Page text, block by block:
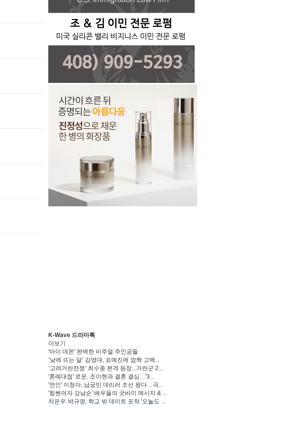
K-Wave 드라마톡
더보기
'마이 데몬' 완벽한 비주얼 주인공들
‘낮에 뜨는 달’ 김영대, 표예진에 깜짝 고백...
‘고려거란전쟁’ 최수종 본격 등장...거란군 2...
'혼례대첩' 로운, 조이현과 결혼 결심…'3...
'연인' 이청아, 남궁민 데리러 조선 왔다…극...
'힘쎈여자 강남순' 배우들의 굿바이 메시지 & ...
차은우·박규영, 학교 밖 데이트 포착 '오늘도 ...